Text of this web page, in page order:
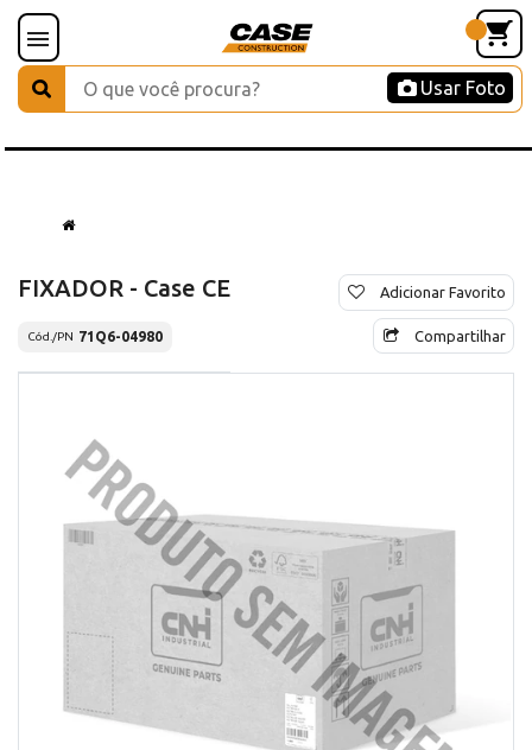
Usar Foto
FIXADOR - Case CE
Cód./PN 71Q6-04980
Adicionar Favorito
Compartilhar